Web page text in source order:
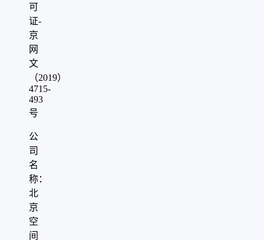
可
证-
京
网
文
（2019）
4715-
493
号
公
司
名
称：
北
京
空
间